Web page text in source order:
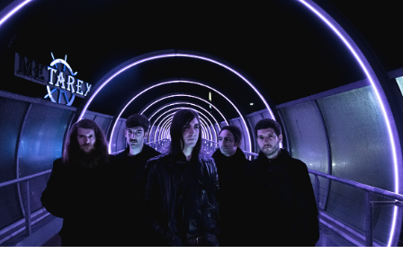
Zum
Inhalt
springen